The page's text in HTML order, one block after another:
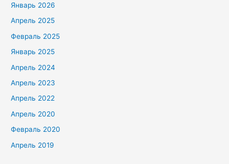
Январь 2026
Апрель 2025
Февраль 2025
Январь 2025
Апрель 2024
Апрель 2023
Апрель 2022
Апрель 2020
Февраль 2020
Апрель 2019